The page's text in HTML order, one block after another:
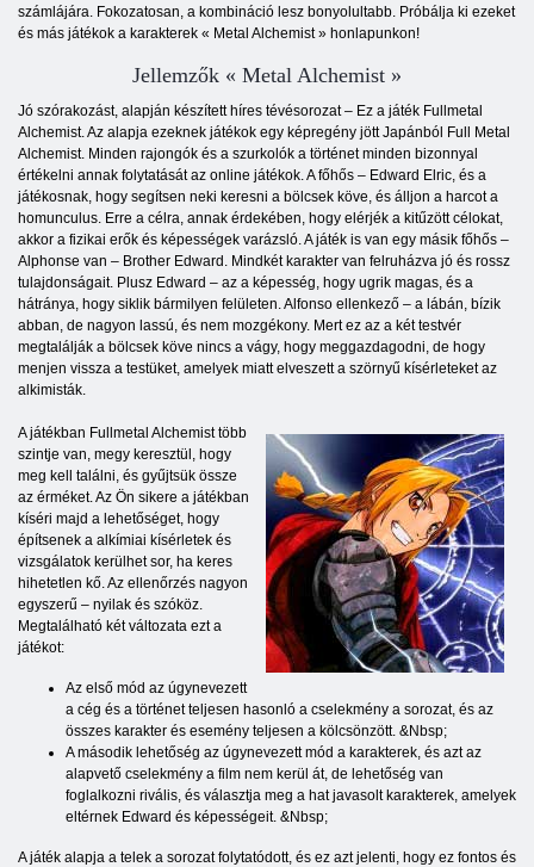
számlájára. Fokozatosan, a kombináció lesz bonyolultabb. Próbálja ki ezeket
és más játékok a karakterek « Metal Alchemist » honlapunkon!
Jellemzők « Metal Alchemist »
Jó szórakozást, alapján készített híres tévésorozat – Ez a játék Fullmetal
Alchemist. Az alapja ezeknek játékok egy képregény jött Japánból Full Metal
Alchemist. Minden rajongók és a szurkolók a történet minden bizonnyal
értékelni annak folytatását az online játékok. A főhős – Edward Elric, és a
játékosnak, hogy segítsen neki keresni a bölcsek köve, és álljon a harcot a
homunculus. Erre a célra, annak érdekében, hogy elérjék a kitűzött célokat,
akkor a fizikai erők és képességek varázsló. A játék is van egy másik főhős –
Alphonse van – Brother Edward. Mindkét karakter van felruházva jó és rossz
tulajdonságait. Plusz Edward – az a képesség, hogy ugrik magas, és a
hátránya, hogy siklik bármilyen felületen. Alfonso ellenkező – a lábán, bízik
abban, de nagyon lassú, és nem mozgékony. Mert ez az a két testvér
megtalálják a bölcsek köve nincs a vágy, hogy meggazdagodni, de hogy
menjen vissza a testüket, amelyek miatt elveszett a szörnyű kísérleteket az
alkimisták.
A játékban Fullmetal Alchemist több
szintje van, megy keresztül, hogy
meg kell találni, és gyűjtsük össze
az érméket. Az Ön sikere a játékban
kíséri majd a lehetőséget, hogy
építsenek a alkímiai kísérletek és
vizsgálatok kerülhet sor, ha keres
hihetetlen kő. Az ellenőrzés nagyon
egyszerű – nyilak és szóköz.
Megtalálható két változata ezt a
játékot:
Az első mód az úgynevezett
a cég és a történet teljesen hasonló a cselekmény a sorozat, és az
összes karakter és esemény teljesen a kölcsönzött. &Nbsp;
A második lehetőség az úgynevezett mód a karakterek, és azt az
alapvető cselekmény a film nem kerül át, de lehetőség van
foglalkozni rivális, és választja meg a hat javasolt karakterek, amelyek
eltérnek Edward és képességeit. &Nbsp;
A játék alapja a telek a sorozat folytatódott, és ez azt jelenti, hogy ez fontos és